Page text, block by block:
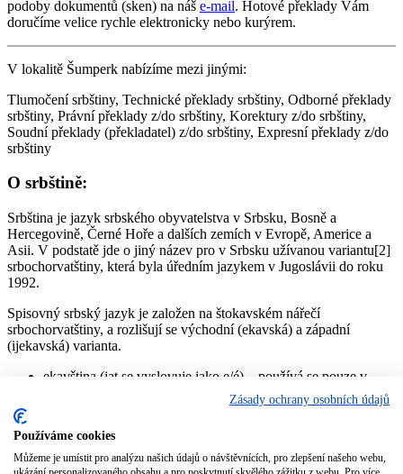
podoby dokumentů (sken) na náš e-mail. Hotové překlady Vám
doručíme velice rychle elektronicky nebo kurýrem.
V lokalitě Šumperk nabízíme mezi jinými:
Tlumočení srbštiny, Technické překlady srbštiny, Odborné překlady
srbštiny, Právní překlady z/do srbštiny, Korektury z/do srbštiny,
Soudní překlady (překladatel) z/do srbštiny, Expresní překlady z/do
srbštiny
O srbštině:
Srbština je jazyk srbského obyvatelstva v Srbsku, Bosně a
Hercegovině, Černé Hoře a dalších zemích v Evropě, Americe a
Asii. V podstatě jde o jiný název pro v Srbsku užívanou variantu[2]
srbochorvatštiny, která byla úředním jazykem v Jugoslávii do roku
1992.
Spisovný srbský jazyk je založen na štokavském nářečí
srbochorvatštiny, a rozlišují se východní (ekavská) a západní
(ijekavská) varianta.
ekavština (jat se vyslovuje jako e/é) – používá se pouze v
Srbsku, kde je z velké míry převažující výslovnost (Bělehrad,
Vojvodina, Kosovo, východní, centrální a jižní Srbsko).
Bosně a Hercegovině, Černé Hoře a Chorvatsku, v Srbsku
pouze ve západní části (pořád ustupuje pod vlivem médií)
Zásady ochrany osobních údajů
Používáme cookies
Můžeme je umístit pro analýzu našich údajů o návštěvnících, pro zlepšení našeho webu,